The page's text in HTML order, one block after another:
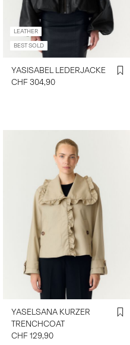
LEATHER
BEST SOLD
YASISABEL LEDERJACKE
CHF 304,90
YASELSANA KURZER
TRENCHCOAT
CHF 129,90